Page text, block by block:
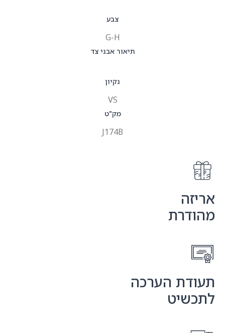
צבע
G-H
תיאור אבני צד
נקיון
VS
מק"ט
J174B
אריזה
מהודרת
תעודת הערכה
לתכשיט